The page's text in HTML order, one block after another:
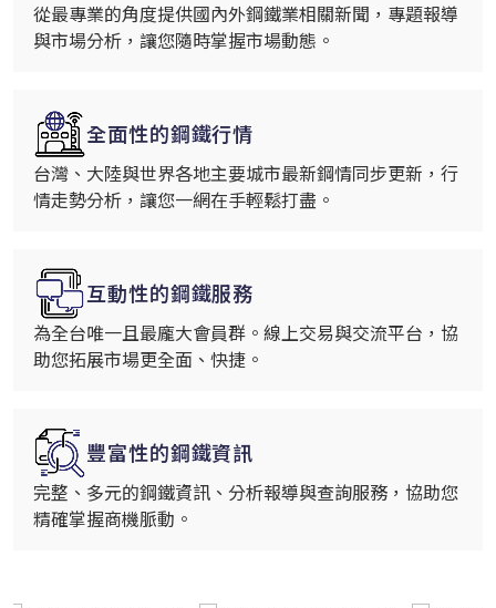
從最專業的角度提供國內外鋼鐵業相關新聞，專題報導
與市場分析，讓您隨時掌握市場動態。
全面性的鋼鐵行情
台灣、大陸與世界各地主要城市最新鋼情同步更新，行
情走勢分析，讓您一網在手輕鬆打盡。
互動性的鋼鐵服務
為全台唯一且最龐大會員群。線上交易與交流平台，協
助您拓展市場更全面、快捷。
豐富性的鋼鐵資訊
完整、多元的鋼鐵資訊、分析報導與查詢服務，協助您
精確掌握商機脈動。